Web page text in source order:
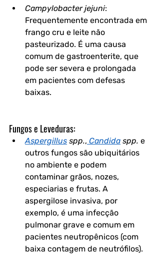
Campylobacter jejuni:
Frequentemente encontrada em
frango cru e leite não
pasteurizado. É uma causa
comum de gastroenterite, que
pode ser severa e prolongada
em pacientes com defesas
baixas.
Fungos e Leveduras:
Aspergillus spp., Candida spp. e
outros fungos são ubiquitários
no ambiente e podem
contaminar grãos, nozes,
especiarias e frutas. A
aspergilose invasiva, por
exemplo, é uma infecção
pulmonar grave e comum em
pacientes neutropênicos (com
baixa contagem de neutrófilos).